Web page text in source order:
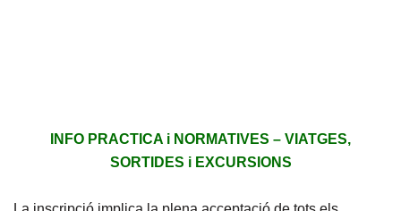
INFO PRACTICA i NORMATIVES – VIATGES,
SORTIDES i EXCURSIONS